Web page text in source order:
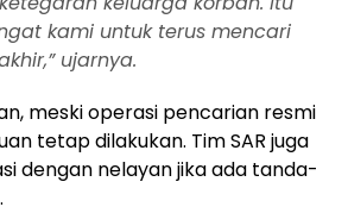
kami untuk terus mencari
ujarnya.
meski operasi pencarian resmi
tetap dilakukan. Tim SAR juga
dengan nelayan jika ada tanda-